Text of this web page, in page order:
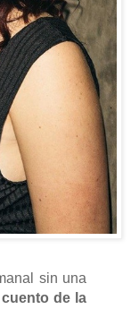
sin una
de la